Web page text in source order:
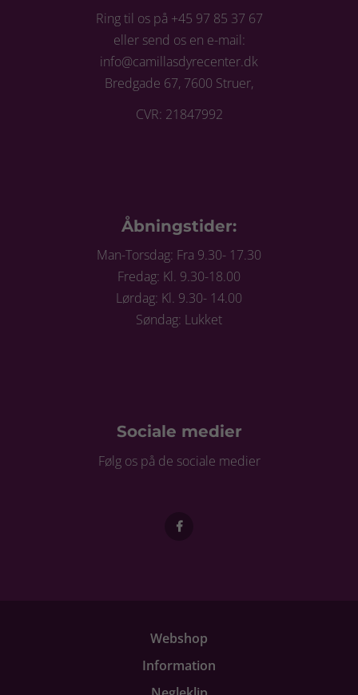
Ring til os på +45 97 85 37 67
eller send os en e-mail:
info@camillasdyrecenter.dk
Bredgade 67, 7600 Struer,
CVR: 21847992
Åbningstider:
Man-Torsdag: Fra 9.30- 17.30
Fredag: Kl. 9.30-18.00
Lørdag: Kl. 9.30- 14.00
Søndag: Lukket
Sociale medier
Følg os på de sociale medier
Webshop
Information